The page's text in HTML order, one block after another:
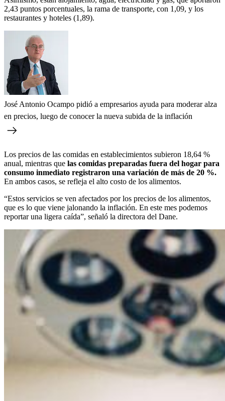
2,43 puntos porcentuales, la rama de transporte, con 1,09, y los
restaurantes y hoteles (1,89).
José Antonio Ocampo pidió a empresarios ayuda para moderar alza
en precios, luego de conocer la nueva subida de la inflación
Los precios de las comidas en establecimientos subieron 18,64 %
anual, mientras que las comidas preparadas fuera del hogar para
consumo inmediato registraron una variación de más de 20 %.
En ambos casos, se refleja el alto costo de los alimentos.
“Estos servicios se ven afectados por los precios de los alimentos,
que es lo que viene jalonando la inflación. En este mes podemos
reportar una ligera caída”, señaló la directora del Dane.